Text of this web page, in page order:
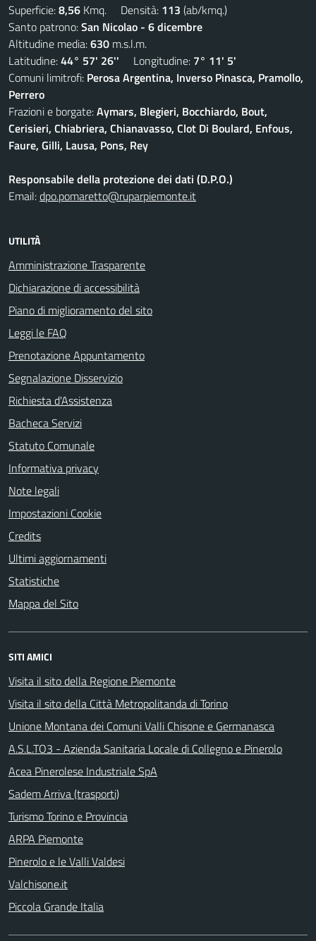
Superficie:8,56 Kmq. Densità: 113 (ab/kmq.)
Santo patrono:San Nicolao - 6 dicembre
Altitudine media:630 m.s.l.m.
Latitudine:44° 57' 26'' Longitudine: 7° 11' 5'
Comuni limitrofi: Perosa Argentina, Inverso Pinasca, Pramollo,
Perrero
Frazioni e borgate:Aymars, Blegieri, Bocchiardo, Bout,
Cerisieri, Chiabriera, Chianavasso, Clot Di Boulard, Enfous,
Faure, Gilli, Lausa, Pons, Rey
Responsabile della protezione dei dati (D.P.O.)
Email:dpo.pomaretto@ruparpiemonte.it
UTILITÀ
Amministrazione Trasparente
Dichiarazione di accessibilità
Piano di miglioramento del sito
Leggi le FAQ
Prenotazione Appuntamento
Segnalazione Disservizio
Richiesta d'Assistenza
Bacheca Servizi
Statuto Comunale
Informativa privacy
Note legali
Impostazioni Cookie
Credits
Ultimi aggiornamenti
Statistiche
Mappa del Sito
SITI AMICI
Visita il sito della Regione Piemonte
Visita il sito della Città Metropolitanda di Torino
Unione Montana dei Comuni Valli Chisone e Germanasca
A.S.L.TO3 - Azienda Sanitaria Locale di Collegno e Pinerolo
Acea Pinerolese Industriale SpA
Sadem Arriva (trasporti)
Turismo Torino e Provincia
ARPA Piemonte
Pinerolo e le Valli Valdesi
Valchisone.it
Piccola Grande Italia